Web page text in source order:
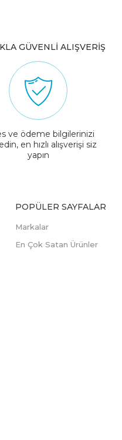
GÜVENLİ ALIŞVERİŞ
ve ödeme bilgilerinizi
en hızlı alışverişi siz
yapın
POPÜLER SAYFALAR
Markalar
En Çok Satan Ürünler